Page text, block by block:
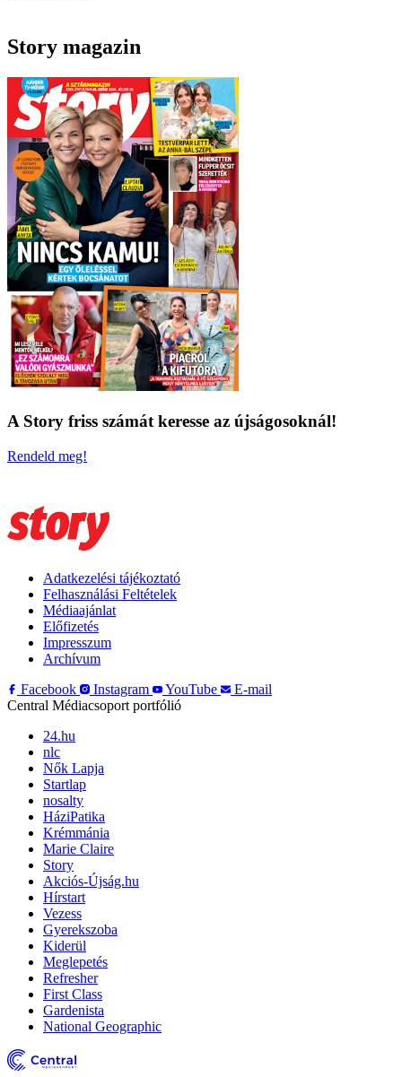
Story magazin
A Story friss számát keresse az újságosoknál!
Rendeld meg!
Adatkezelési tájékoztató
Felhasználási Feltételek
Médiaajánlat
Előfizetés
Impresszum
Archívum
Facebook
Instagram YouTube
E-mail
Central Médiacsoport portfólió
24.hu
nlc
Nők Lapja
Startlap
nosalty
HáziPatika
Krémmánia
Marie Claire
Story
Akciós-Újság.hu
Hírstart
Vezess
Gyerekszoba
Kiderül
Meglepetés
Refresher
First Class
Gardenista
National Geographic